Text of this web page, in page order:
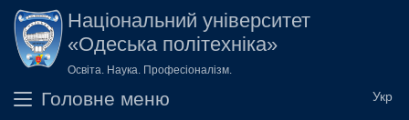
Перейти до основного вмісту
Національний університет
«Одеська політехніка»
Освіта. Наука. Професіоналізм.
Головне меню